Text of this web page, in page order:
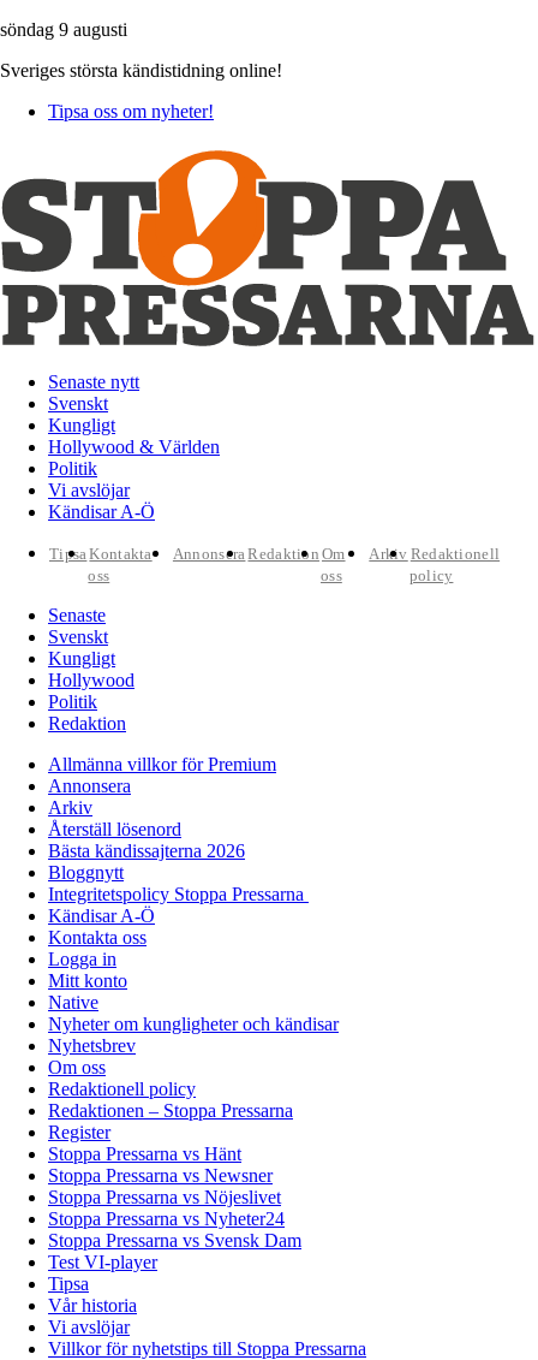
söndag 9 augusti
Sveriges största kändistidning online!
Tipsa oss om nyheter!
Senaste nytt
Svenskt
Kungligt
Hollywood & Världen
Politik
Vi avslöjar
Kändisar A-Ö
TipsaKontakta
oss
AnnonseraRedaktion Om
oss
Arkiv Redaktionell
policy
Senaste
Svenskt
Kungligt
Hollywood
Politik
Redaktion
Allmänna villkor för Premium
Annonsera
Arkiv
Återställ lösenord
Bästa kändissajterna 2026
Bloggnytt
Integritetspolicy Stoppa Pressarna
Kändisar A-Ö
Kontakta oss
Logga in
Mitt konto
Native
Nyheter om kungligheter och kändisar
Nyhetsbrev
Om oss
Redaktionell policy
Redaktionen – Stoppa Pressarna
Register
Stoppa Pressarna vs Hänt
Stoppa Pressarna vs Newsner
Stoppa Pressarna vs Nöjeslivet
Stoppa Pressarna vs Nyheter24
Stoppa Pressarna vs Svensk Dam
Test VI-player
Tipsa
Vår historia
Vi avslöjar
Villkor för nyhetstips till Stoppa Pressarna